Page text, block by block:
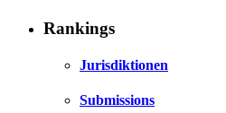
Rankings
Jurisdiktionen
Submissions